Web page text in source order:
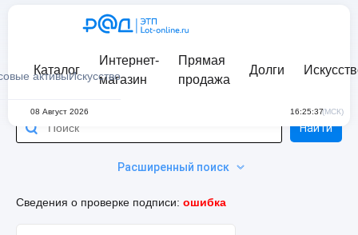
активыИскусство
Каталог
Интернет-
магазин
Прямая
продажа
Долги
08 Август 2026 16:25:37(МСК)
Расширенный поиск
Найти
Сведения о проверке подписи: ошибка